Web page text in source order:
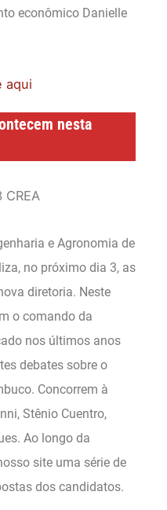
econômico Danielle
nesta
e Agronomia de
no próximo dia 3, as
diretoria. Neste
o comando da
nos últimos anos
debates sobre o
Concorrem à
Stênio Cuentro,
Ao longo da
site uma série de
dos candidatos.